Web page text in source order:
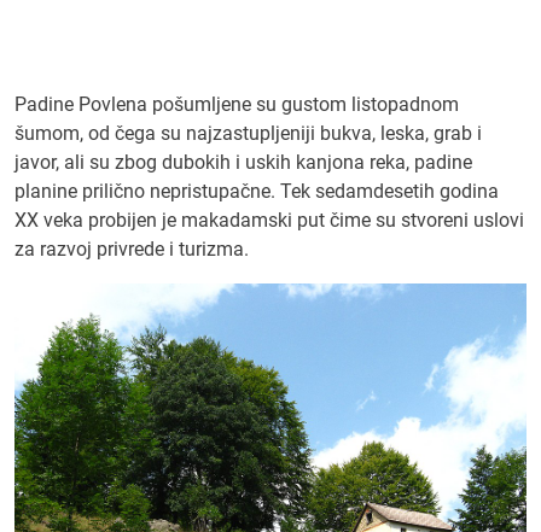
Padine Povlena pošumljene su gustom listopadnom
šumom, od čega su najzastupljeniji bukva, leska, grab i
javor, ali su zbog dubokih i uskih kanjona reka, padine
planine prilično nepristupačne. Tek sedamdesetih godina
XX veka probijen je makadamski put čime su stvoreni uslovi
za razvoj privrede i turizma.